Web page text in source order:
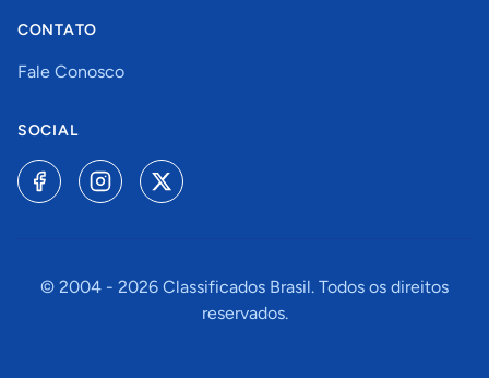
CONTATO
Fale Conosco
SOCIAL
© 2004 - 2026 Classificados Brasil. Todos os direitos
reservados.